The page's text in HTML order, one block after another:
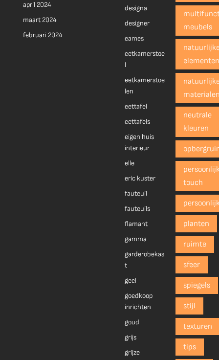
april 2024
maart 2024
februari 2024
designa
designer
eames
eetkamerstoe
l
eetkamerstoe
len
eettafel
eettafels
eigen huis
interieur
elle
eric kuster
fauteuil
fauteuils
flamant
gamma
garderobekas
t
geel
goedkoop
inrichten
goud
grijs
grijze
meubels
neutrale
kleuren
touch
planten
ruimte
sfeer
spiegels
stijl
texturen
tips